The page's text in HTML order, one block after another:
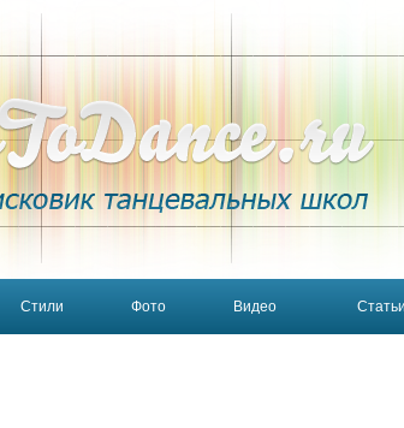
Стили Фото Видео Статьи